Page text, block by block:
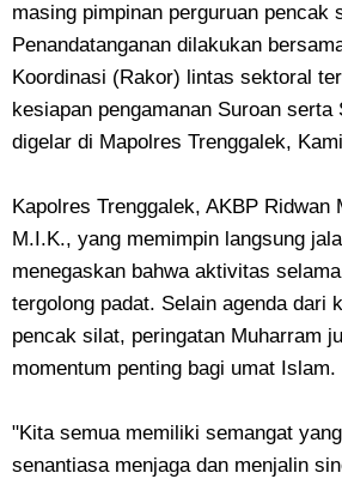
masing pimpinan perguruan pencak
Penandatanganan dilakukan
Koordinasi (Rakor) lintas sektoral
kesiapan pengamanan Suroan serta
digelar di Mapolres Trenggalek,
Kapolres Trenggalek, AKBP
M.I.K., yang memimpin langsung
menegaskan bahwa aktivitas
tergolong padat. Selain agenda dari
pencak silat, peringatan Muharram
momentum penting bagi umat Islam.
"Kita semua memiliki semangat
senantiasa menjaga dan menjalin